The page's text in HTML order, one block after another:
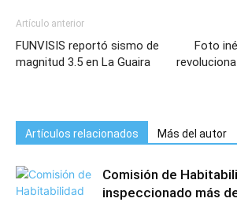
Artículo anterior
FUNVISIS reportó sismo de
magnitud 3.5 en La Guaira
Foto
Artículos relacionados Más del autor
Comisión de
inspeccionado más